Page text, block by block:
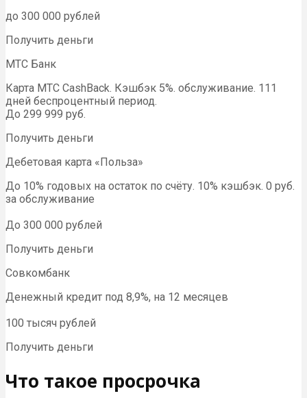
до 300 000 рублей
Получить деньги
МТС Банк
Карта МТС CashBack. Кэшбэк 5%. обслуживание. 111
дней беспроцентный период.
До 299 999 руб.
Получить деньги
Дебетовая карта «Польза»
До 10% годовых на остаток по счёту. 10% кэшбэк. 0 руб.
за обслуживание
До 300 000 рублей
Получить деньги
Совкомбанк
Денежный кредит под 8,9%, на 12 месяцев
100 тысяч рублей
Получить деньги
Что такое просрочка